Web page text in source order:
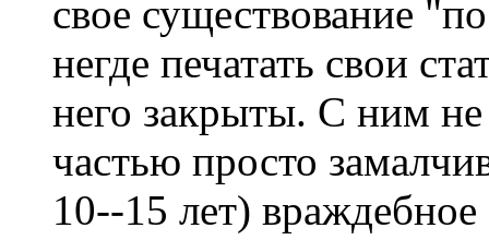
свое существование
негде печатать свои
него закрыты. С ним
частью просто
10--15 лет)